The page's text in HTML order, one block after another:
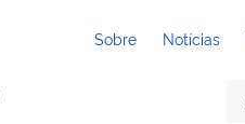
Sobre Notícias